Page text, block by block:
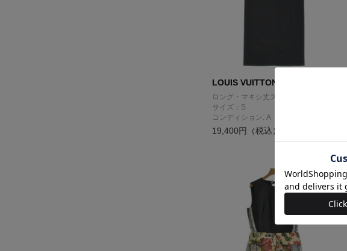
LOUIS VUITTON
ロング・マキシ丈スカート
サイズ：S
コンディション: A
19,400円（税込）